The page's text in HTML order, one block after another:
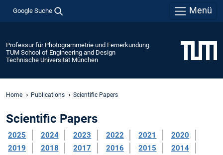
Google Suche Menü
Professur für Photogrammetrie und Fernerkundung
TUM School of Engineering and Design
Technische Universität München
Home Publications Scientific Papers
Scientific Papers
2025 2024 2023 2022 2021
2020
2019
2018 2017 2016 2015
2014